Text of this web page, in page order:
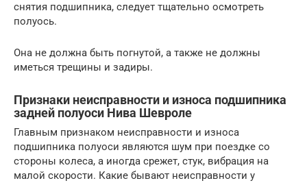
снятия подшипника, следует тщательно осмотреть
полуось.
Она не должна быть погнутой, а также не должны
иметься трещины и задиры.
Признаки неисправности и износа подшипника
задней полуоси Нива Шевроле
Главным признаком неисправности и износа
подшипника полуоси являются шум при поездке со
стороны колеса, а иногда срежет, стук, вибрация на
малой скорости. Какие бывают неисправности у